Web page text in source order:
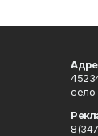
село